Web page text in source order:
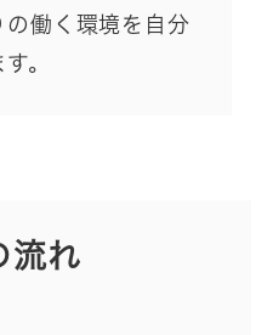
の働く環境を自分
。
流れ